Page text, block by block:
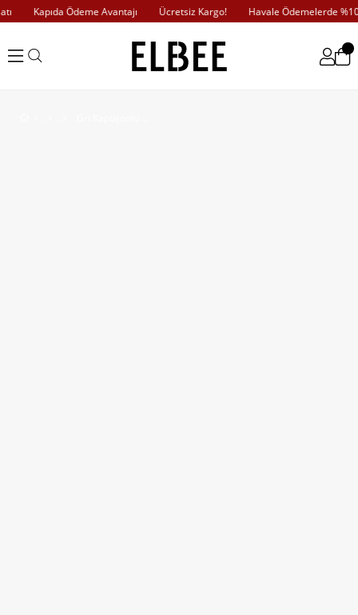
Kapıda Ödeme Avantajı Ücretsiz Kargo! Havale Ödemelerde %10